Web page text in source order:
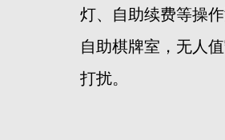
灯、自助续费等操作
自助棋牌室，无人
打扰。